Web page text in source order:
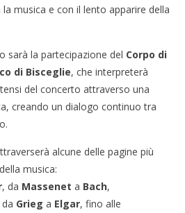
musica e con il lento apparire della
sarà la partecipazione del Corpo di
di Bisceglie, che interpreterà
del concerto attraverso una
creando un dialogo continuo tra
alcune delle pagine più
musica:
, da Massenet a Bach,
da Grieg a Elgar, fino alle